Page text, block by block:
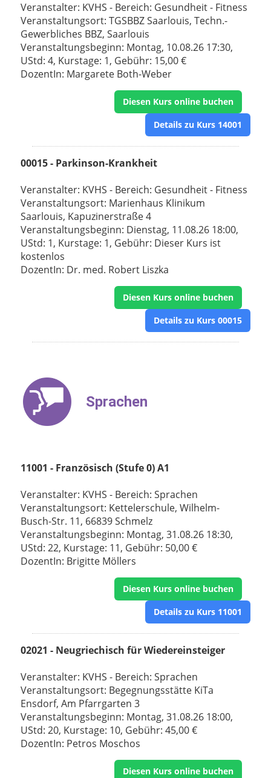
Veranstalter: KVHS - Bereich: Gesundheit - Fitness
Veranstaltungsort: TGSBBZ Saarlouis, Techn.-
Gewerbliches BBZ, Saarlouis
Veranstaltungsbeginn: Montag, 10.08.26 17:30,
UStd: 4, Kurstage: 1, Gebühr: 15,00 €
DozentIn: Margarete Both-Weber
Diesen Kurs online buchen
Details zu Kurs 14001
00015 - Parkinson-Krankheit
Veranstalter: KVHS - Bereich: Gesundheit - Fitness
Veranstaltungsort: Marienhaus Klinikum
Saarlouis, Kapuzinerstraße 4
Veranstaltungsbeginn: Dienstag, 11.08.26 18:00,
UStd: 1, Kurstage: 1, Gebühr: Dieser Kurs ist
kostenlos
DozentIn: Dr. med. Robert Liszka
Diesen Kurs online buchen
Details zu Kurs 00015
Sprachen
11001 - Französisch (Stufe 0) A1
Veranstalter: KVHS - Bereich: Sprachen
Veranstaltungsort: Kettelerschule, Wilhelm-
Busch-Str. 11, 66839 Schmelz
Veranstaltungsbeginn: Montag, 31.08.26 18:30,
UStd: 22, Kurstage: 11, Gebühr: 50,00 €
DozentIn: Brigitte Möllers
Diesen Kurs online buchen
Details zu Kurs 11001
02021 - Neugriechisch für Wiedereinsteiger
Veranstalter: KVHS - Bereich: Sprachen
Veranstaltungsort: Begegnungsstätte KiTa
Ensdorf, Am Pfarrgarten 3
Veranstaltungsbeginn: Montag, 31.08.26 18:00,
UStd: 20, Kurstage: 10, Gebühr: 45,00 €
DozentIn: Petros Moschos
Diesen Kurs online buchen